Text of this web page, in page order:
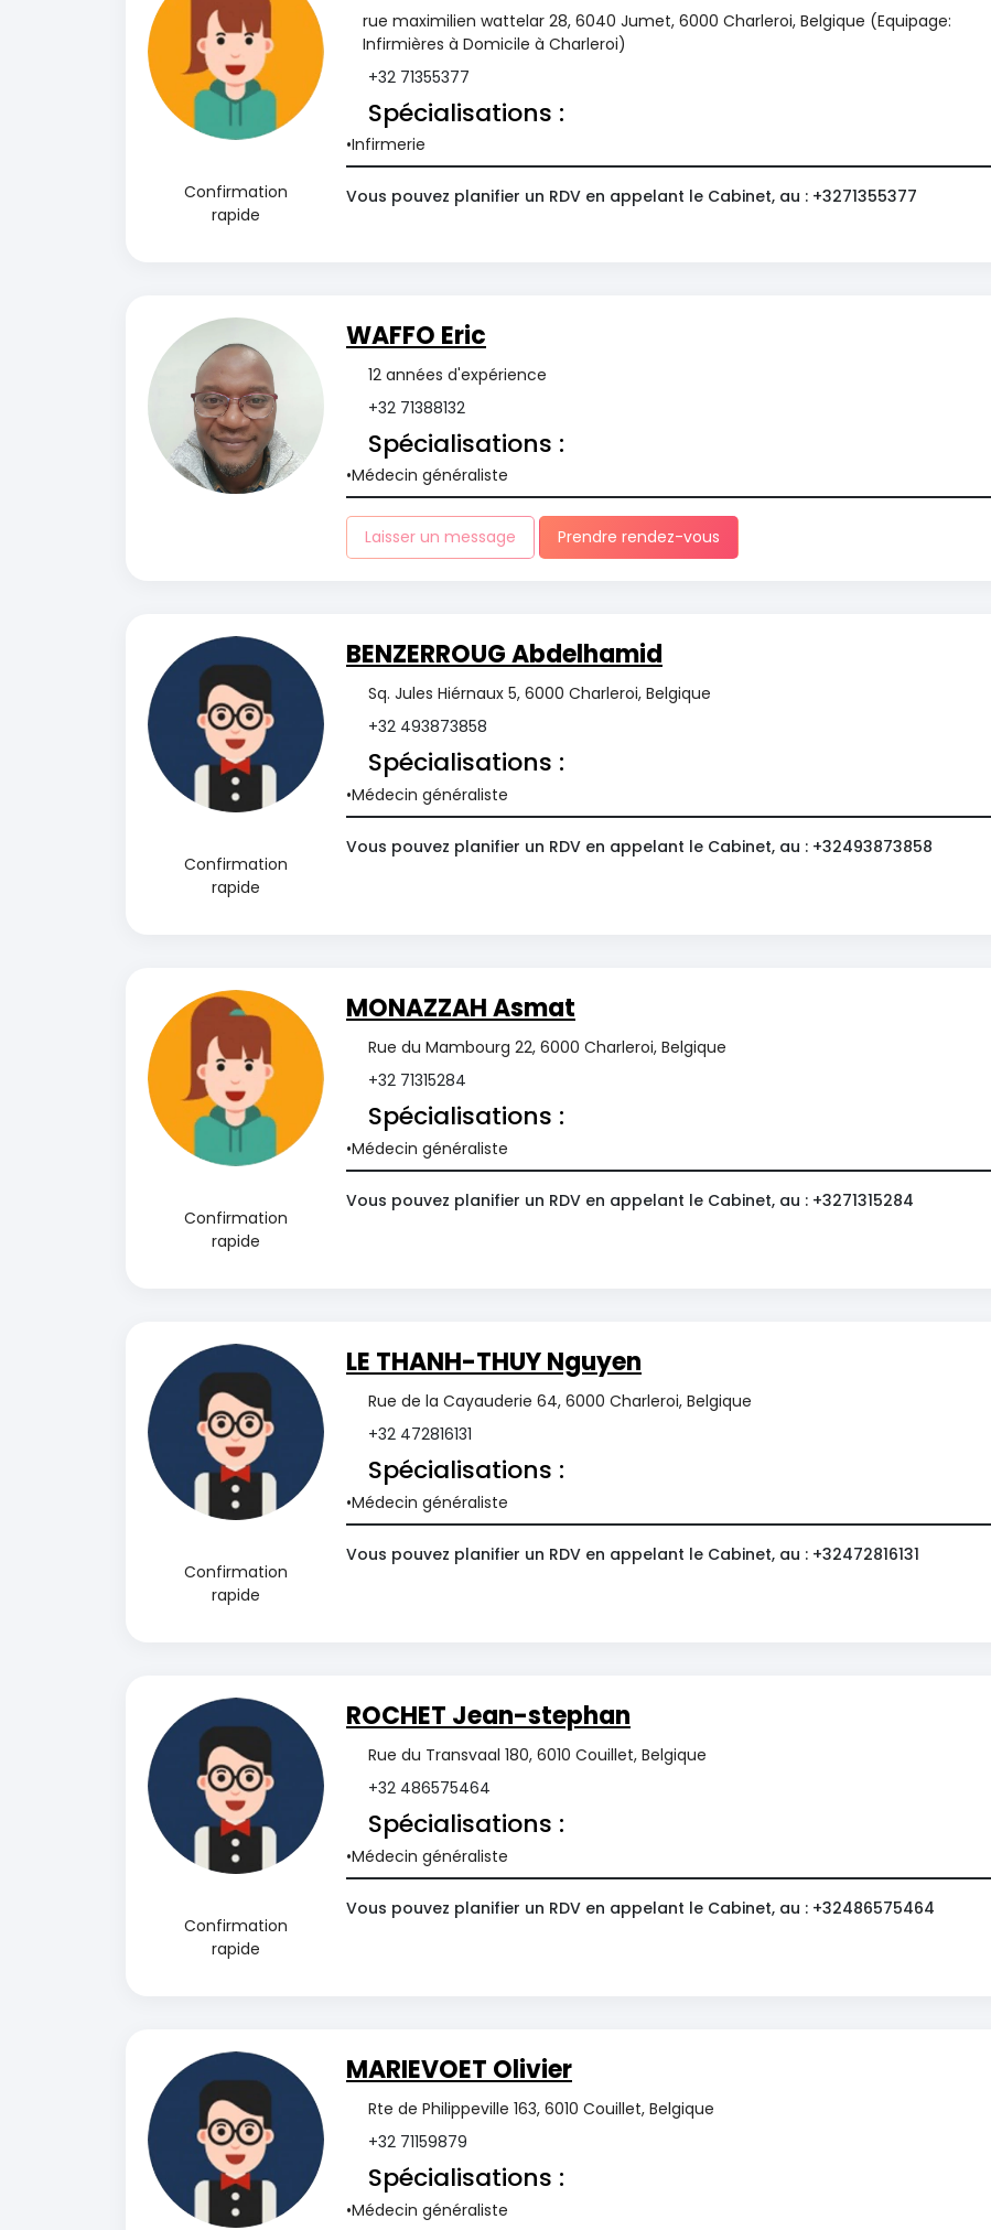
Confirmation
rapide
rue maximilien wattelar 28, 6040 Jumet, 6000 Charleroi, Belgique (Equipage:
Infirmières à Domicile à Charleroi)
+32 71355377
Spécialisations :
Infirmerie
Vous pouvez planifier un RDV en appelant le Cabinet, au : +3271355377
WAFFO Eric
12 années d'expérience
+32 71388132
Spécialisations :
Médecin généraliste
Laisser un message Prendre rendez-vous
Confirmation
rapide
BENZERROUG Abdelhamid
Sq. Jules Hiérnaux 5, 6000 Charleroi, Belgique
+32 493873858
Spécialisations :
Médecin généraliste
Vous pouvez planifier un RDV en appelant le Cabinet, au : +32493873858
Confirmation
rapide
MONAZZAH Asmat
Rue du Mambourg 22, 6000 Charleroi, Belgique
+32 71315284
Spécialisations :
Médecin généraliste
Vous pouvez planifier un RDV en appelant le Cabinet, au : +3271315284
Confirmation
rapide
LE THANH-THUY Nguyen
Rue de la Cayauderie 64, 6000 Charleroi, Belgique
+32 472816131
Spécialisations :
Médecin généraliste
Vous pouvez planifier un RDV en appelant le Cabinet, au : +32472816131
Confirmation
rapide
ROCHET Jean-stephan
Rue du Transvaal 180, 6010 Couillet, Belgique
+32 486575464
Spécialisations :
Médecin généraliste
Vous pouvez planifier un RDV en appelant le Cabinet, au : +32486575464
MARIEVOET Olivier
Rte de Philippeville 163, 6010 Couillet, Belgique
+32 71159879
Spécialisations :
Médecin généraliste